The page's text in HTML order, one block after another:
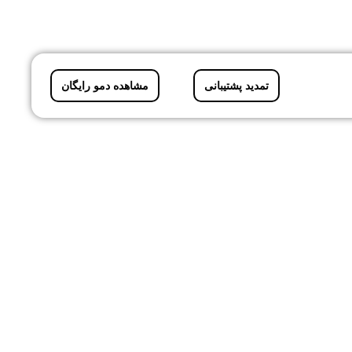
تمدید پشتیبانی مشاهده دمو رایگان